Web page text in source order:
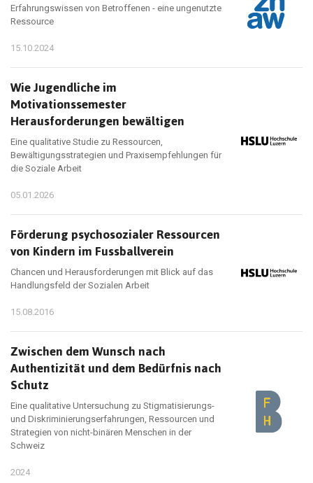
Erfahrungswissen von Betroffenen - eine ungenutzte
Ressource
15.10.2024
Wie Jugendliche im
Motivationssemester
Herausforderungen bewältigen
Eine qualitative Studie zu Ressourcen,
Bewältigungsstrategien und Praxisempfehlungen für
die Soziale Arbeit
05.01.2026
Förderung psychosozialer Ressourcen
von Kindern im Fussballverein
Chancen und Herausforderungen mit Blick auf das
Handlungsfeld der Sozialen Arbeit
15.08.2016
Zwischen dem Wunsch nach
Authentizität und dem Bedürfnis nach
Schutz
Eine qualitative Untersuchung zu Stigmatisierungs-
und Diskriminierungserfahrungen, Ressourcen und
Strategien von nicht-binären Menschen in der
Schweiz
2024